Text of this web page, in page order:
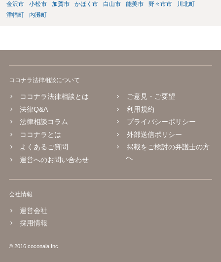
金沢市
小松市 加賀市 かほく市 白山市 能美市 野々市市
川北町
津幡町
内灘町
ココナラ法律相談について
ココナラ法律相談とは
法律Q&A
法律相談コラム
ココナラとは
よくあるご質問
運営へのお問い合わせ
ご意見・ご要望
利用規約
プライバシーポリシー
外部送信ポリシー
掲載をご検討の弁護士の方
へ
会社情報
運営会社
採用情報
© 2016 coconala Inc.